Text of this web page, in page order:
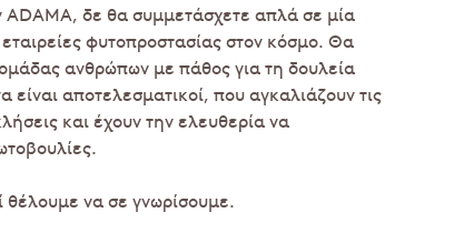
ADAMA, δε θα συμμετάσχετε απλά σε μία
φυτοπροστασίας στον κόσμο. Θα
ανθρώπων με πάθος για τη δουλεία
είναι αποτελεσματικοί, που αγκαλιάζουν τις
και έχουν την ελευθερία να
θέλουμε να σε γνωρίσουμε.